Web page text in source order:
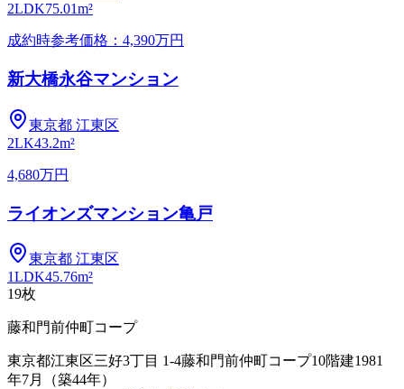
2LDK75.01m²
成約時参考価格：4,390万円
新大橋永谷マンション
東京都 江東区
2LK43.2m²
4,680万円
ライオンズマンション亀戸
東京都 江東区
1LDK45.76m²
19枚
藤和門前仲町コープ
東京都江東区三好3丁目 1-4藤和門前仲町コープ10階建1981
年7月（築44年）